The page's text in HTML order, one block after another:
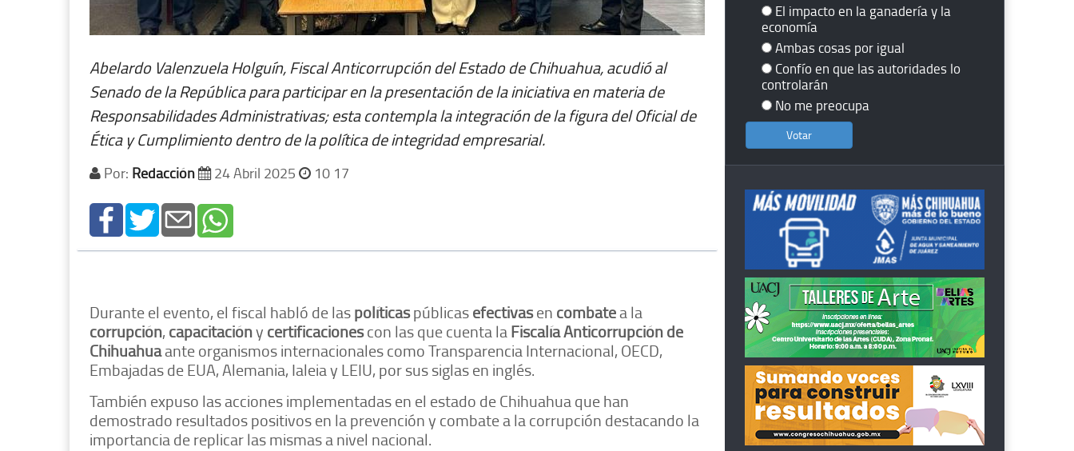
Abelardo Valenzuela Holguín, Fiscal Anticorrupción del Estado de Chihuahua, acudió al
Senado de la República para participar en la presentación de la iniciativa en materia de
Responsabilidades Administrativas; esta contempla la integración de la figura del Oficial de
Ética y Cumplimiento dentro de la política de integridad empresarial.
Por: Redacción 24 Abril 2025 10 17
Durante el evento, el fiscal habló de laspolíticaspúblicasefectivasen combatea la
corrupción, capacitacióny certificacionescon las que cuenta laFiscalía Anticorrupción de
Chihuahuaante organismos internacionales como Transparencia Internacional, OECD,
Embajadas de EUA, Alemania, Ialeia y LEIU, por sus siglas en inglés.
También expuso las acciones implementadas en el estado de Chihuahua que han
demostrado resultados positivos en la prevención y combate a la corrupción destacando la
importancia de replicar las mismas a nivel nacional.
El impacto en la ganadería y la
economía
Ambas cosas por igual
Confío en que las autoridades lo
controlarán
No me preocupa